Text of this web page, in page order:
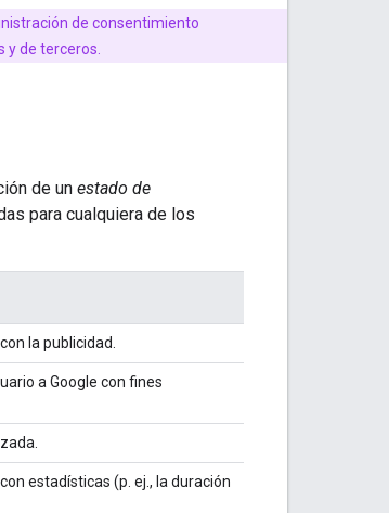
de consentimiento
y de terceros.
de un estado de
para cualquiera de los
la publicidad.
a Google con fines
estadísticas (p. ej., la duración